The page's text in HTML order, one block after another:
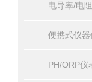
电导率/电
便携式仪器
PH/ORP仪